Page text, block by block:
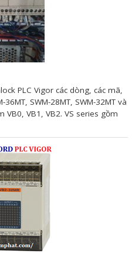
PLC Vigor các dòng, các mã,
SWM-28MT, SWM-32MT và
VB0, VB1, VB2. VS series gồm